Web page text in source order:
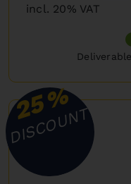
incl. 20% VAT
25%
DISCOUNT